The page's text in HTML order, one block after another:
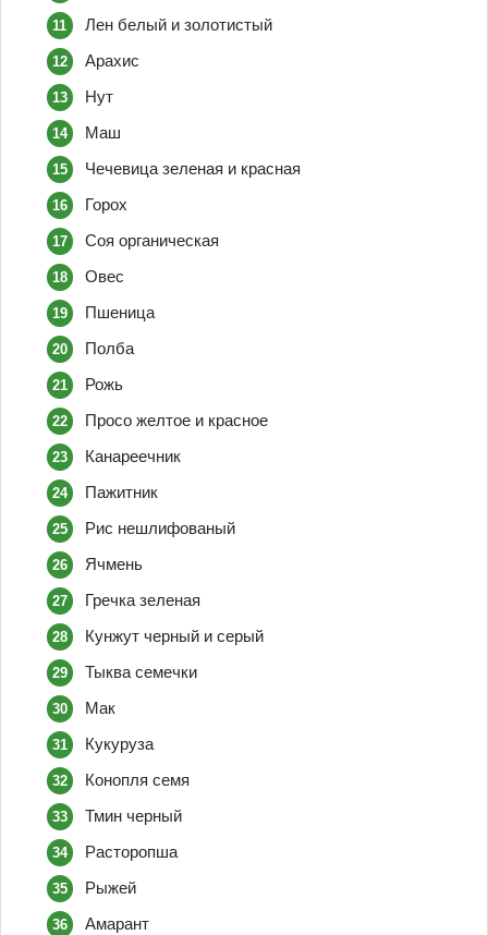
Лен белый и золотистый
Арахис
Нут
Маш
Чечевица зеленая и красная
Горох
Соя органическая
Овес
Пшеница
Полба
Рожь
Просо желтое и красное
Канареечник
Пажитник
Рис нешлифованый
Ячмень
Гречка зеленая
Кунжут черный и серый
Тыква семечки
Мак
Кукуруза
Конопля семя
Тмин черный
Расторопша
Рыжей
Амарант